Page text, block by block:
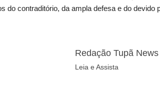
do contraditório, da ampla defesa e do devido
Redação Tupã News
Leia e Assista